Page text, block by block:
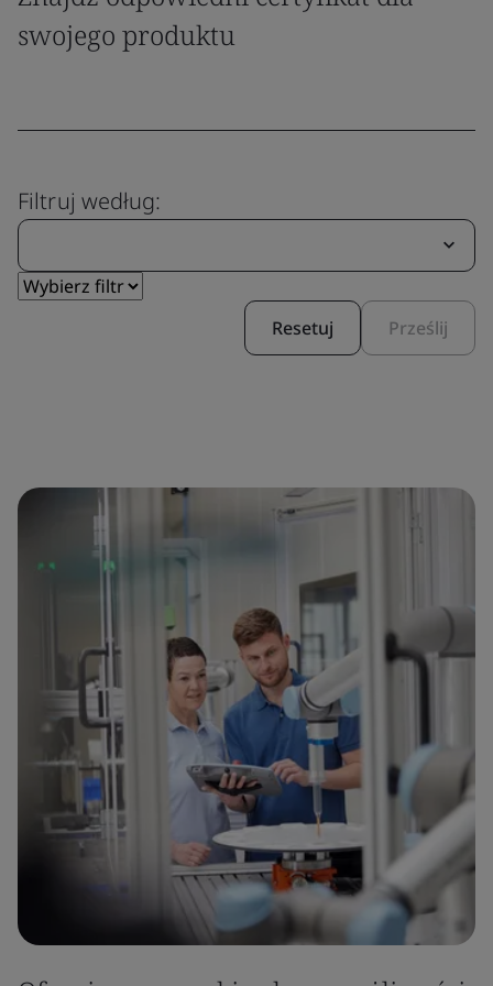
swojego produktu
Filtruj według:
Resetuj Prześlij